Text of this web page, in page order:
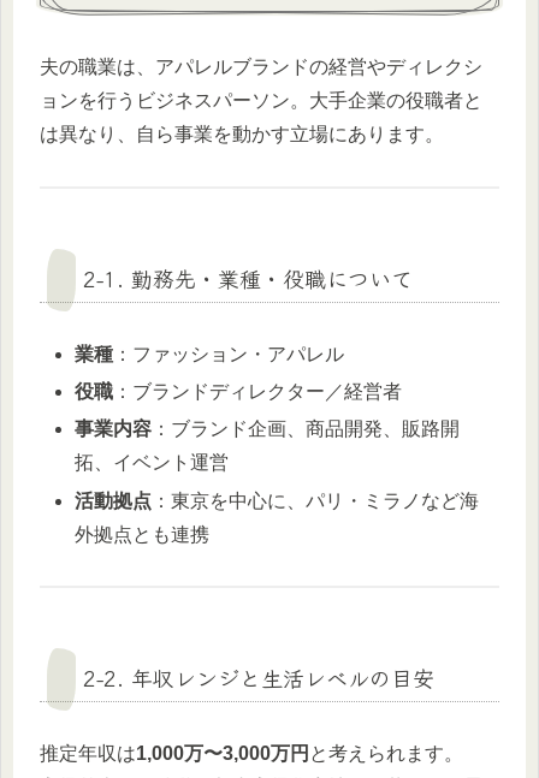
夫の職業は、アパレルブランドの経営やディレクシ
ョンを行うビジネスパーソン。大手企業の役職者と
は異なり、自ら事業を動かす立場にあります。
2-1. 勤務先・業種・役職について
業種 ：ファッション・アパレル
役職 ：ブランドディレクター／経営者
事業内容 ：ブランド企画、商品開発、販路開
拓、イベント運営
活動拠点 ：東京を中心に、パリ・ミラノなど海
外拠点とも連携
2-2. 年収レンジと生活レベルの目安
推定年収は1,000万〜3,000万円 と考えられます。